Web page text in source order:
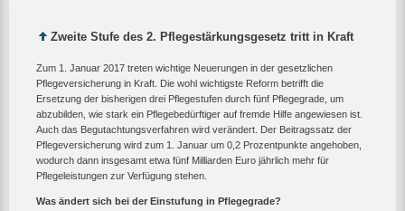
Zweite Stufe des 2. Pflegestärkungsgesetz tritt in Kraft
Zum 1. Januar 2017 treten wichtige Neuerungen in der gesetzlichen
Pflegeversicherung in Kraft. Die wohl wichtigste Reform betrifft die
Ersetzung der bisherigen drei Pflegestufen durch fünf Pflegegrade, um
abzubilden, wie stark ein Pflegebedürftiger auf fremde Hilfe angewiesen ist.
Auch das Begutachtungsverfahren wird verändert. Der Beitragssatz der
Pflegeversicherung wird zum 1. Januar um 0,2 Prozentpunkte angehoben,
wodurch dann insgesamt etwa fünf Milliarden Euro jährlich mehr für
Pflegeleistungen zur Verfügung stehen.
Was ändert sich bei der Einstufung in Pflegegrade?